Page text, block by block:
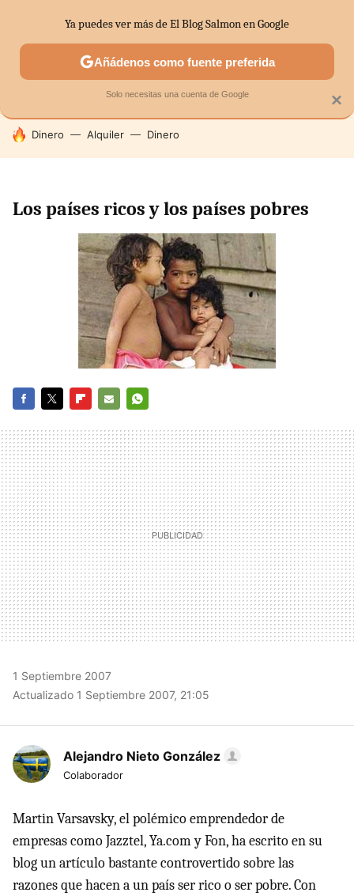
SECTORES ECONOMÍA DOMÉSTICA MERCADOS
HOY SE HABLA DE
Dinero Alquiler Dinero
Los países ricos y los países pobres
MAIL
1 Septiembre 2007
Actualizado 1 Septiembre 2007, 21:05
Alejandro Nieto González
Colaborador
Martin Varsavsky, el polémico emprendedor de
empresas como Jazztel, Ya.com y Fon, ha escrito en su
blog un artículo bastante controvertido sobre las
razones que hacen a un país ser rico o ser pobre. Con
×
Ya puedes ver más de El Blog Salmon en Google
Añádenos como fuente preferida
Solo necesitas una cuenta de Google